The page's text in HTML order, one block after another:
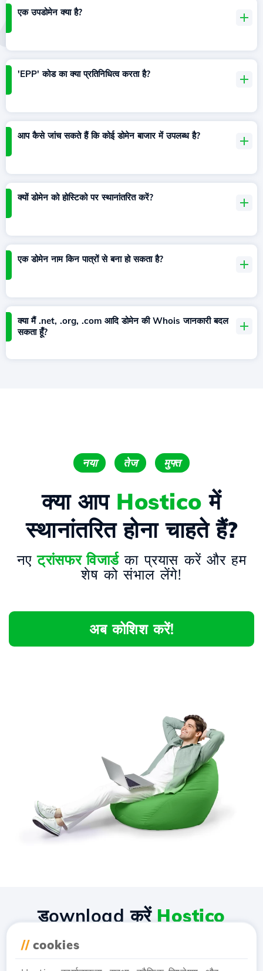
एक उपडोमेन क्या है?
'EPP' कोड का क्या प्रतिनिधित्व करता है?
आप कैसे जांच सकते हैं कि कोई डोमेन बाजार में उपलब्ध है?
क्यों डोमेन को होस्टिको पर स्थानांतरित करें?
एक डोमेन नाम किन पात्रों से बना हो सकता है?
क्या मैं .net, .org, .com आदि डोमेन की Whois जानकारी बदल
सकता हूँ?
नया तेज मुफ्त
क्या आप Hostico में
स्थानांतरित होना चाहते हैं?
नएट्रांसफर विजार्डका प्रयास करें और हम
शेष को संभाल लेंगे!
अब कोशिश करें!
// cookies
डownload करें Hostico